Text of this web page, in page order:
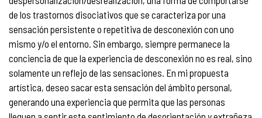
de los trastornos disociativos que se caracteriza por una
sensación persistente o repetitiva de desconexión con uno
mismo y/o el entorno. Sin embargo, siempre permanece la
conciencia de que la experiencia de desconexión no es real, sino
solamente un reflejo de las sensaciones. En mi propuesta
artística, deseo sacar esta sensación del ámbito personal,
generando una experiencia que permita que las personas